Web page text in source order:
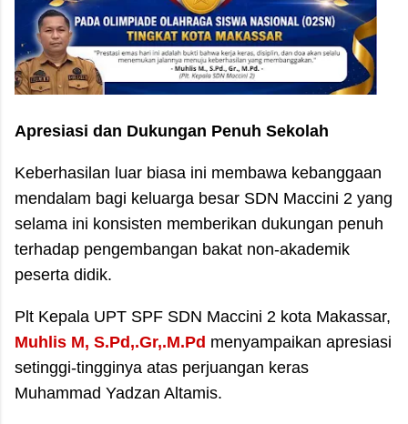
Apresiasi dan Dukungan Penuh Sekolah
​Keberhasilan luar biasa ini membawa kebanggaan
mendalam bagi keluarga besar SDN Maccini 2 yang
selama ini konsisten memberikan dukungan penuh
terhadap pengembangan bakat non-akademik
peserta didik.
​Plt Kepala UPT SPF SDN Maccini 2 kota Makassar,
Muhlis M, S.Pd,.Gr,.M.Pd menyampaikan apresiasi
setinggi-tingginya atas perjuangan keras
Muhammad Yadzan Altamis.